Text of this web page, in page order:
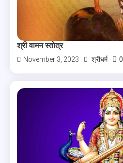
श्री वामन स्तोत्र
November 3, 2023 श्रीधर्म 0